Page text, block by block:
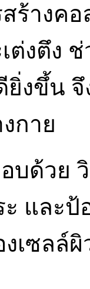
ร้างค
งตึง
งขึ้น
กาย
บด้วย
และ
เซลล์ผิ